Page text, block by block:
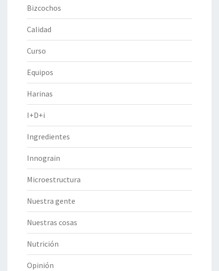
Bizcochos
Calidad
Curso
Equipos
Harinas
I+D+i
Ingredientes
Innograin
Microestructura
Nuestra gente
Nuestras cosas
Nutrición
Opinión